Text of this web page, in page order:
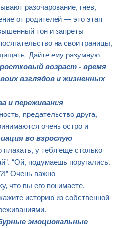
разочарование, гнев,
от родителей — это этап
тон и запреты
на свои границы,
Дайте ему разумную
возраст - время
взглядов и жизненных
и переживания
предательство друга,
очень остро и
во взрослую
плакать, у тебя еще столько
“Ой, подумаешь поругались.
Очень важно
что вы его понимаете,
историю из собственной
эмоциональные